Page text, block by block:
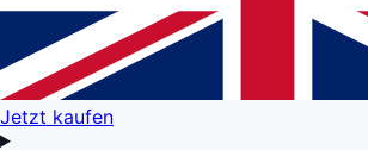
Jetzt kaufen